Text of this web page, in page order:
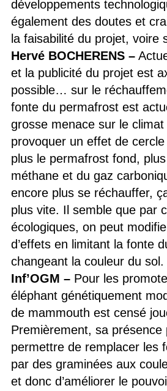
développements
également des doutes et
la faisabilité du projet, voire
Hervé BOCHERENS –
et la publicité du projet est
possible… sur le
fonte du permafrost est
grosse menace sur le
provoquer un effet de
plus le permafrost fond,
méthane et du gaz
encore plus se réchauffer,
plus vite. Il semble que par
écologiques, on peut
d’effets en limitant la fonte
changeant la couleur du sol.
Inf’OGM –Pour les
éléphant génétiquement
de mammouth est censé
Premièrement, sa présence
permettre de remplacer les
par des graminées aux
et donc d’améliorer le